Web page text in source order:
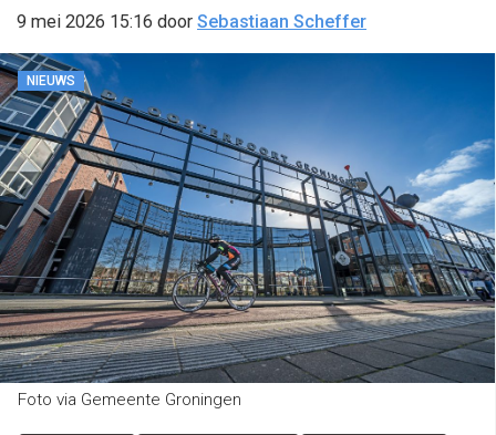
9 mei 2026 15:16 door Sebastiaan Scheffer
NIEUWS
Foto via Gemeente Groningen